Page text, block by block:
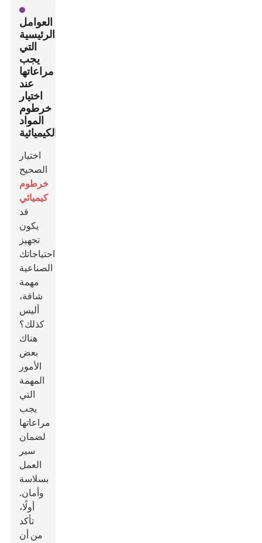
العوامل
الرئيسية
التي
يجب
مراعاتها
عند
اختيار
خرطوم
المواد
الكيميائية
اختيار
الصحيح
خرطوم
كيميائي
قد
يكون
تجهيز
احتياجاتك
الصناعية
مهمة
شاقة،
أليس
كذلك؟
هناك
بعض
الأمور
المهمة
التي
يجب
مراعاتها
لضمان
سير
العمل
بسلاسة
وأمان.
أولًا،
تأكد
من أن